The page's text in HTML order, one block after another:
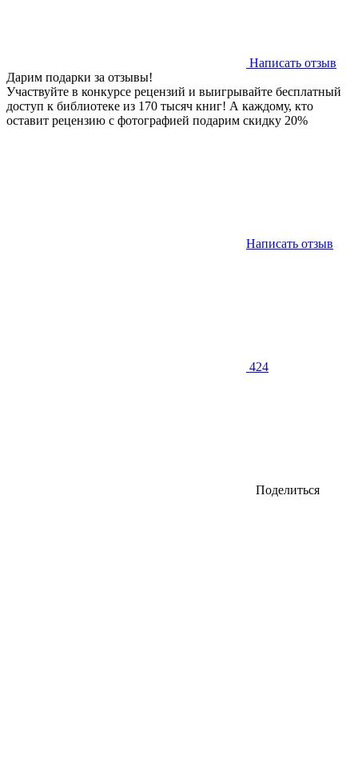
Написать отзыв
Дарим подарки за отзывы!
Участвуйте в конкурсе рецензий и выигрывайте бесплатный
доступ к библиотеке из 170 тысяч книг! А каждому, кто
оставит рецензию с фотографией подарим скидку 20%
Написать отзыв
424
Поделиться